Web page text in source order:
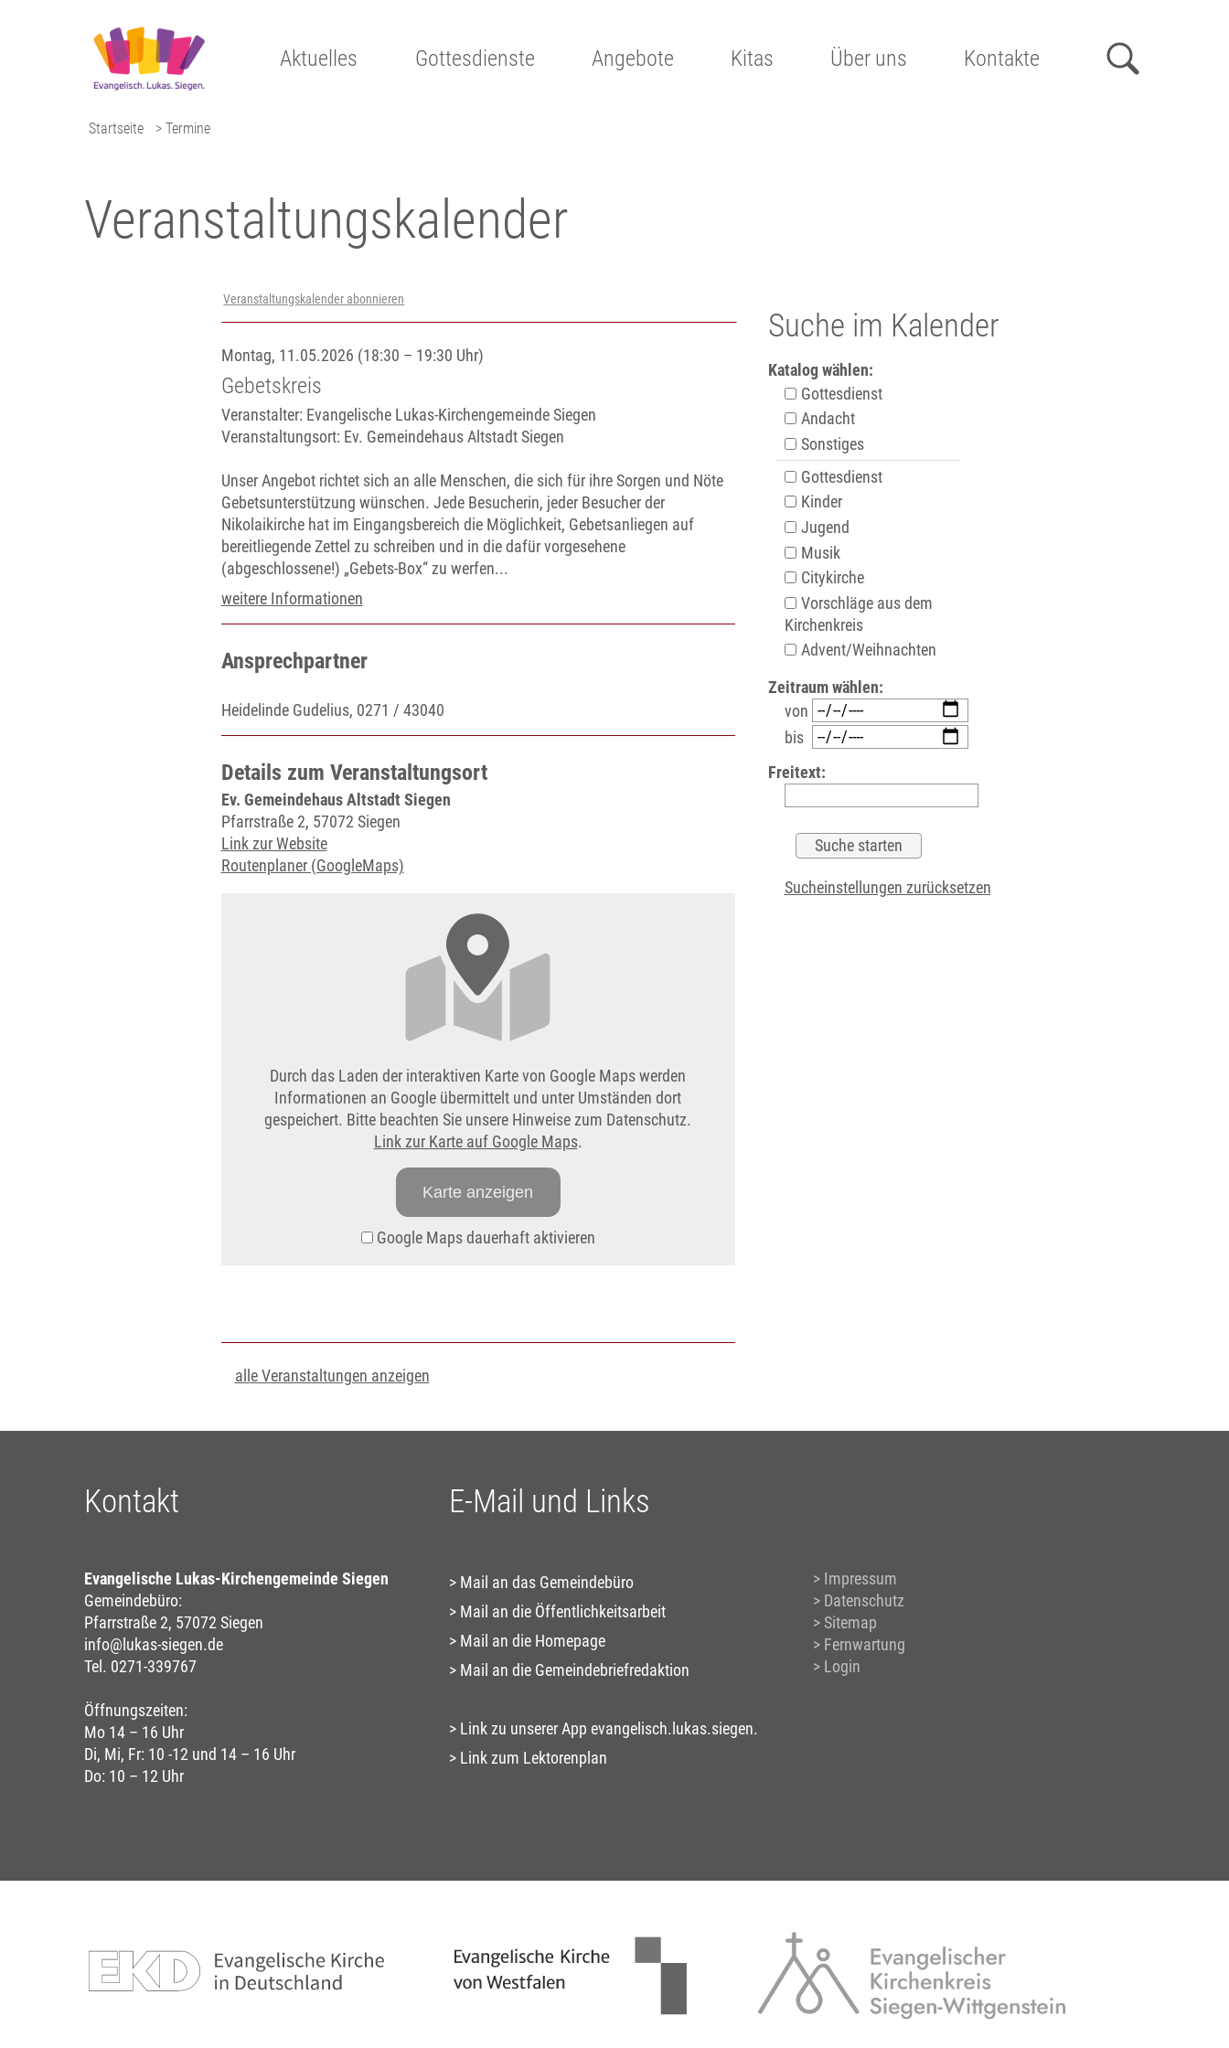
Aktuelles Gottesdienste Angebote Kitas Über uns Kontakte
Startseite > Termine
Veranstaltungs­kalender
Suche im Kalender
Katalog wählen:
Gottesdienst
Andacht
Sonstiges
Gottesdienst
Kinder
Jugend
Musik
Citykirche
Vorschläge aus dem
Kirchenkreis
Advent/Weihnachten
Zeitraum wählen:
von
bis
Freitext:
Sucheinstellungen zurücksetzen
Veranstaltungskalender abonnieren
Montag, 11.05.2026 (18:30 – 19:30 Uhr)
Gebetskreis
Veranstalter: Evangelische Lukas-Kirchengemeinde Siegen
Veranstaltungsort: Ev. Gemeindehaus Altstadt Siegen
Unser Angebot richtet sich an alle Menschen, die sich für ihre Sorgen und Nöte
Gebetsunterstützung wünschen. Jede Besucherin, jeder Besucher der
Nikolaikirche hat im Eingangsbereich die Möglichkeit, Gebetsanliegen auf
bereitliegende Zettel zu schreiben und in die dafür vorgesehene
(abgeschlossene!) „Gebets-Box“ zu werfen...
weitere Informationen
Ansprechpartner
Heidelinde Gudelius, 0271 / 43040
Details zum Veranstaltungsort
Ev. Gemeindehaus Altstadt Siegen
Pfarrstraße 2, 57072 Siegen
Link zur Website
Routenplaner (GoogleMaps)
Durch das Laden der interaktiven Karte von Google Maps werden
Informationen an Google übermittelt und unter Umständen dort
gespeichert. Bitte beachten Sie unsere Hinweise zum Datenschutz.
Link zur Karte auf Google Maps.
Karte anzeigen
Google Maps dauerhaft aktivieren
alle Veranstaltungen anzeigen
Kontakt
Evangelische Lukas-Kirchengemeinde Siegen
Gemeindebüro:
Pfarrstraße 2, 57072 Siegen
info@lukas-siegen.de
Tel. 0271-339767
Öffnungszeiten:
Mo 14 – 16 Uhr
Di, Mi, Fr: 10 -12 und 14 – 16 Uhr
Do: 10 – 12 Uhr
E-Mail und Links
Mail an das Gemeindebüro
Mail an die Öffentlichkeitsarbeit
Mail an die Homepage
Mail an die Gemeindebriefredaktion
Link zu unserer App evangelisch.lukas.siegen.
Link zum Lektorenplan
Impressum
Datenschutz
Sitemap
Fernwartung
Login